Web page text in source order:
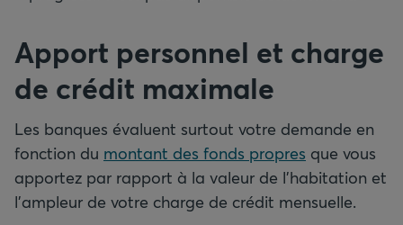
Apport personnel et charge
de crédit maximale
Les banques évaluent surtout votre demande en
fonction du montant des fonds propres que vous
apportez par rapport à la valeur de l’habitation et
l’ampleur de votre charge de crédit mensuelle.